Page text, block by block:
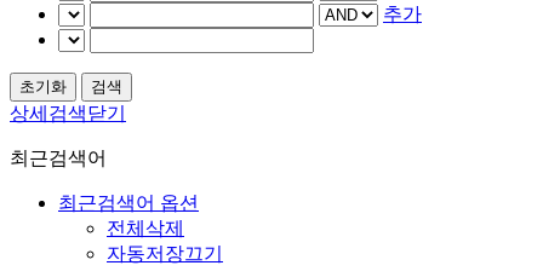
추가
상세검색닫기
최근검색어
최근검색어 옵션
전체삭제
자동저장끄기